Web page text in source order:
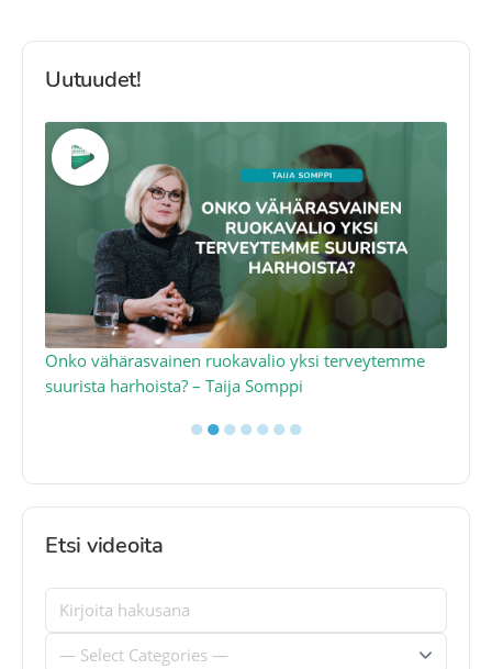
Uutuudet!
Onko vähärasvainen ruokavalio yksi terveytemme
suurista harhoista? – Taija Somppi
●●●●●●●
Etsi videoita